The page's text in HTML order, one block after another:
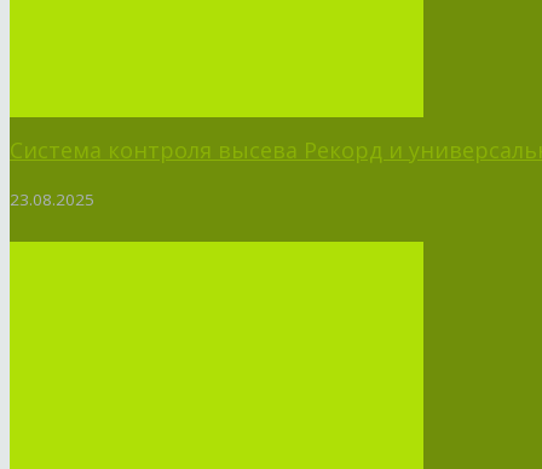
Система контроля высева Рекорд и
23.08.2025